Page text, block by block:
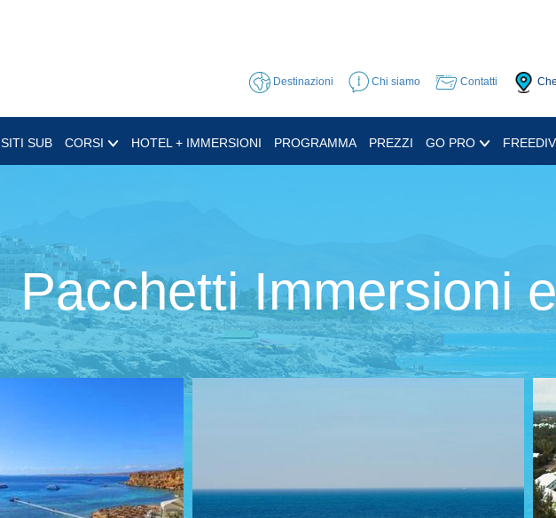
Destinazioni Chi siamo Contatti
SITI SUB CORSI HOTEL + IMMERSIONI PROGRAMMA PREZZI GO PRO
Pacchetti Immersioni